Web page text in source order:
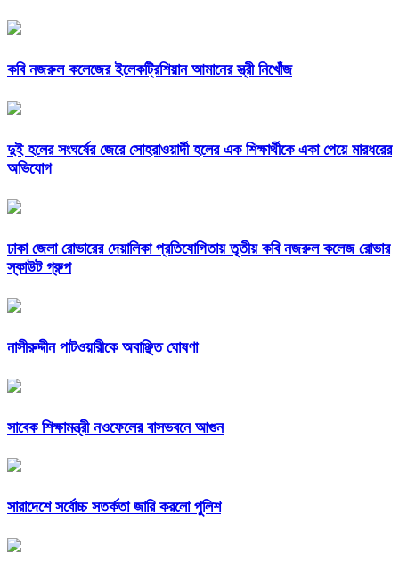
কবি নজরুল কলেজের ইলেকট্রিশিয়ান আমানের স্ত্রী নিখোঁজ
দুই হলের সংঘর্ষের জেরে সোহরাওয়ার্দী হলের এক শিক্ষার্থীকে একা পেয়ে মারধরের
অভিযোগ
ঢাকা জেলা রোভারের দেয়ালিকা প্রতিযোগিতায় তৃতীয় কবি নজরুল কলেজ রোভার
স্কাউট গ্রুপ
নাসীরুদ্দীন পাটওয়ারীকে অবাঞ্ছিত ঘোষণা
সাবেক শিক্ষামন্ত্রী নওফেলের বাসভবনে আগুন
সারাদেশে সর্বোচ্চ সতর্কতা জারি করলো পুলিশ